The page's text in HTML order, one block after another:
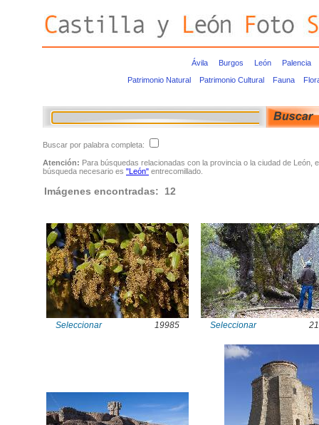
Ávila Burgos León
Palencia
Patrimonio Natural
Patrimonio Cultural Fauna
Buscar por palabra completa:
Atención: Para búsquedas relacionadas con la provincia o la ciudad de León,
búsqueda necesario es "León" entrecomillado.
Imágenes encontradas: 12
Seleccionar 19985 Seleccionar